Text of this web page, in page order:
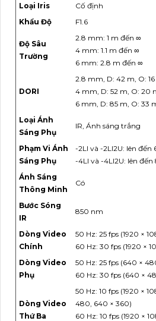
Loại Iris
Cố định
Khẩu Độ
F1.6
Độ Sâu
Trường
2.8 mm: 1 m đến ∞
4 mm: 1.1 m đến ∞
6 mm: 2.8 m đến ∞
DORI
2.8 mm, D: 42 m, O:
4 mm, D: 52 m, O: 20
6 mm, D: 85 m, O: 33
Loại Ánh
Sáng Phụ
IR, Ánh sáng trắng
Phạm Vi Ánh
Sáng Phụ
-2LI và -2LI2U: lên đến
-4LI và -4LI2U: lên
Ánh Sáng
Thông Minh
Có
Bước Sóng
IR
850 nm
Dòng Video
Chính
50 Hz: 25 fps (1920 ×
60 Hz: 30 fps (1920 ×
Dòng Video
Phụ
50 Hz: 25 fps (640 ×
60 Hz: 30 fps (640 ×
Dòng Video
Thứ Ba
50 Hz: 10 fps (1920 ×
480, 640 × 360)
60 Hz: 10 fps (1920 ×